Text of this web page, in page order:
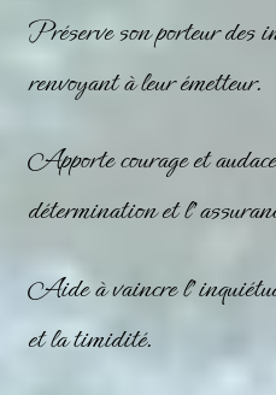
Préserve son porteur des
renvoyant à leur émetteur.
Apporte courage et
détermination et
Aide à vaincre
et la timidité.